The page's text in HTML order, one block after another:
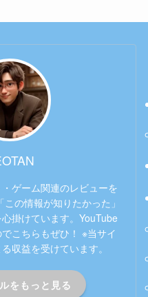
ゲーム関連のレビューを
の情報が知りたかった」
掛けています。YouTube
こちらもぜひ！ ※当サイ
収益を受けています。
をもっと見る